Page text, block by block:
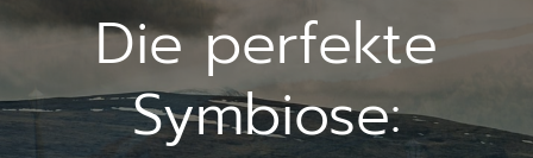
Die perfekte
Symbiose: